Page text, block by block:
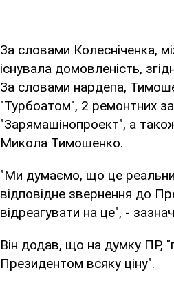
За словами Колесніченка,
існувала домовленість,
За словами нардепа,
"Турбоатом", 2 ремонтних
"Зарямашінопроект", а
Микола Тимошенко.
"Ми думаємо, що це
відповідне звернення до
відреагувати на це", -
Він додав, що на думку ПР,
Президентом всяку ціну".